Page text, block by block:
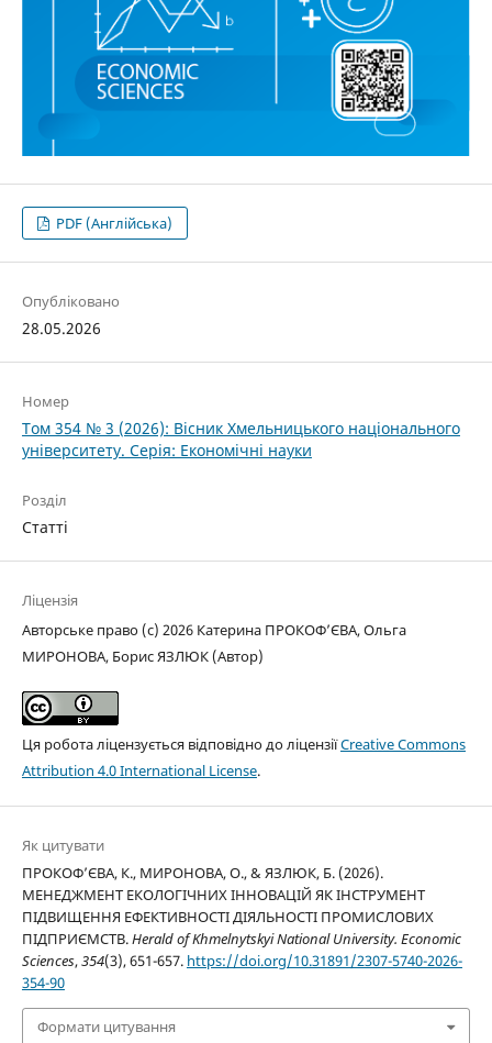
PDF (Англійська)
Опубліковано
28.05.2026
Номер
Том 354 № 3 (2026): Вісник Хмельницького національного
університету. Серія: Економічні науки
Розділ
Статті
Ліцензія
Авторське право (c) 2026 Катерина ПРОКОФ’ЄВА, Ольга
МИРОНОВА, Борис ЯЗЛЮК (Автор)
Ця робота ліцензується відповідно до ліцензіїCreative Commons
Attribution 4.0 International License.
Як цитувати
ПРОКОФ’ЄВА, К., МИРОНОВА, О., & ЯЗЛЮК, Б. (2026).
МЕНЕДЖМЕНТ ЕКОЛОГІЧНИХ ІННОВАЦІЙ ЯК ІНСТРУМЕНТ
ПІДВИЩЕННЯ ЕФЕКТИВНОСТІ ДІЯЛЬНОСТІ ПРОМИСЛОВИХ
ПІДПРИЄМСТВ.Herald of Khmelnytskyi National University. Economic
Sciences,354(3), 651-657. https://doi.org/10.31891/2307-5740-2026-
354-90
Формати цитування